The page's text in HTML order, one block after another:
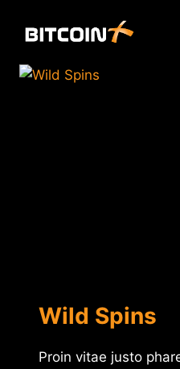
Wild Spins
Proin vitae justo